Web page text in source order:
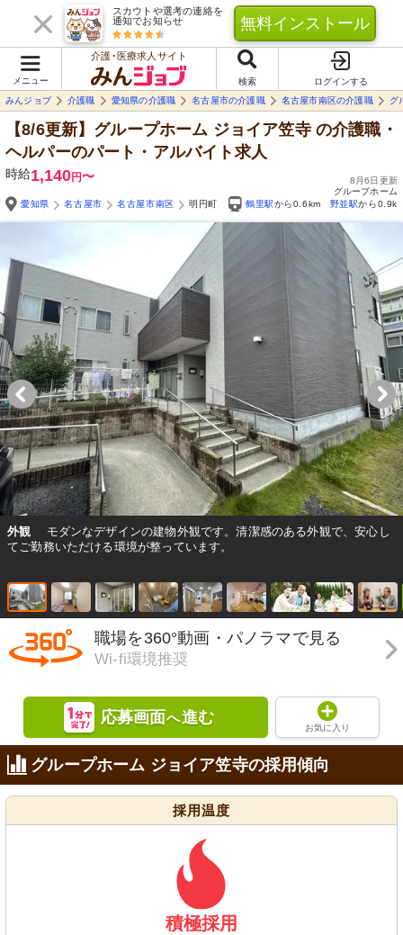
スカウトや選考の連絡を
通知でお知らせ
無料インストール
メニュー
介護･医療求人サイト
検索
ログインする
みんジョブ
介護職 愛知県の介護職 名古屋市の介護職 名古屋市南区の介護職 グ
【8/6更新】グループホーム ジョイア笠寺の介護職・
ヘルパーのパート・アルバイト求人
時給1,140円〜
8月6日更新
グループホーム
愛知県
名古屋市 名古屋市南区 明円町 鶴里駅から0.6km 野並駅から
自
外観
モダンなデザインの建物外観です。清潔感のある外観で、安心し
てご勤務いただける環境が整っています。
職場を360°動画・パノラマで見る
Wi-fi環境推奨
応募画面へ進む
お気に入り
グループホーム ジョイア笠寺の採用傾向
採用温度
積極採用